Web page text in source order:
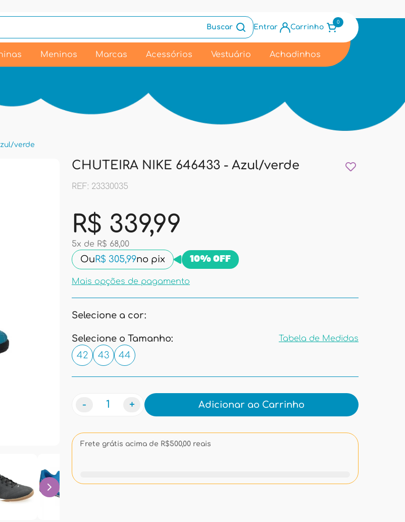
Buscar Entrar Carrinho
0
Meninos Marcas Acessórios Vestuário Achadinhos
verde
CHUTEIRA NIKE 646433 - Azul/verde
REF: 23330035
R$ 339,99
5x de R$ 68,00
Ou R$ 305,99no pix 10% OFF
Mais opções de pagamento
Selecione a cor:
Selecione o Tamanho: Tabela de Medidas
Medidas
42 43 44
- + Adicionar ao Carrinho
Frete grátis acima de R$500,00 reais